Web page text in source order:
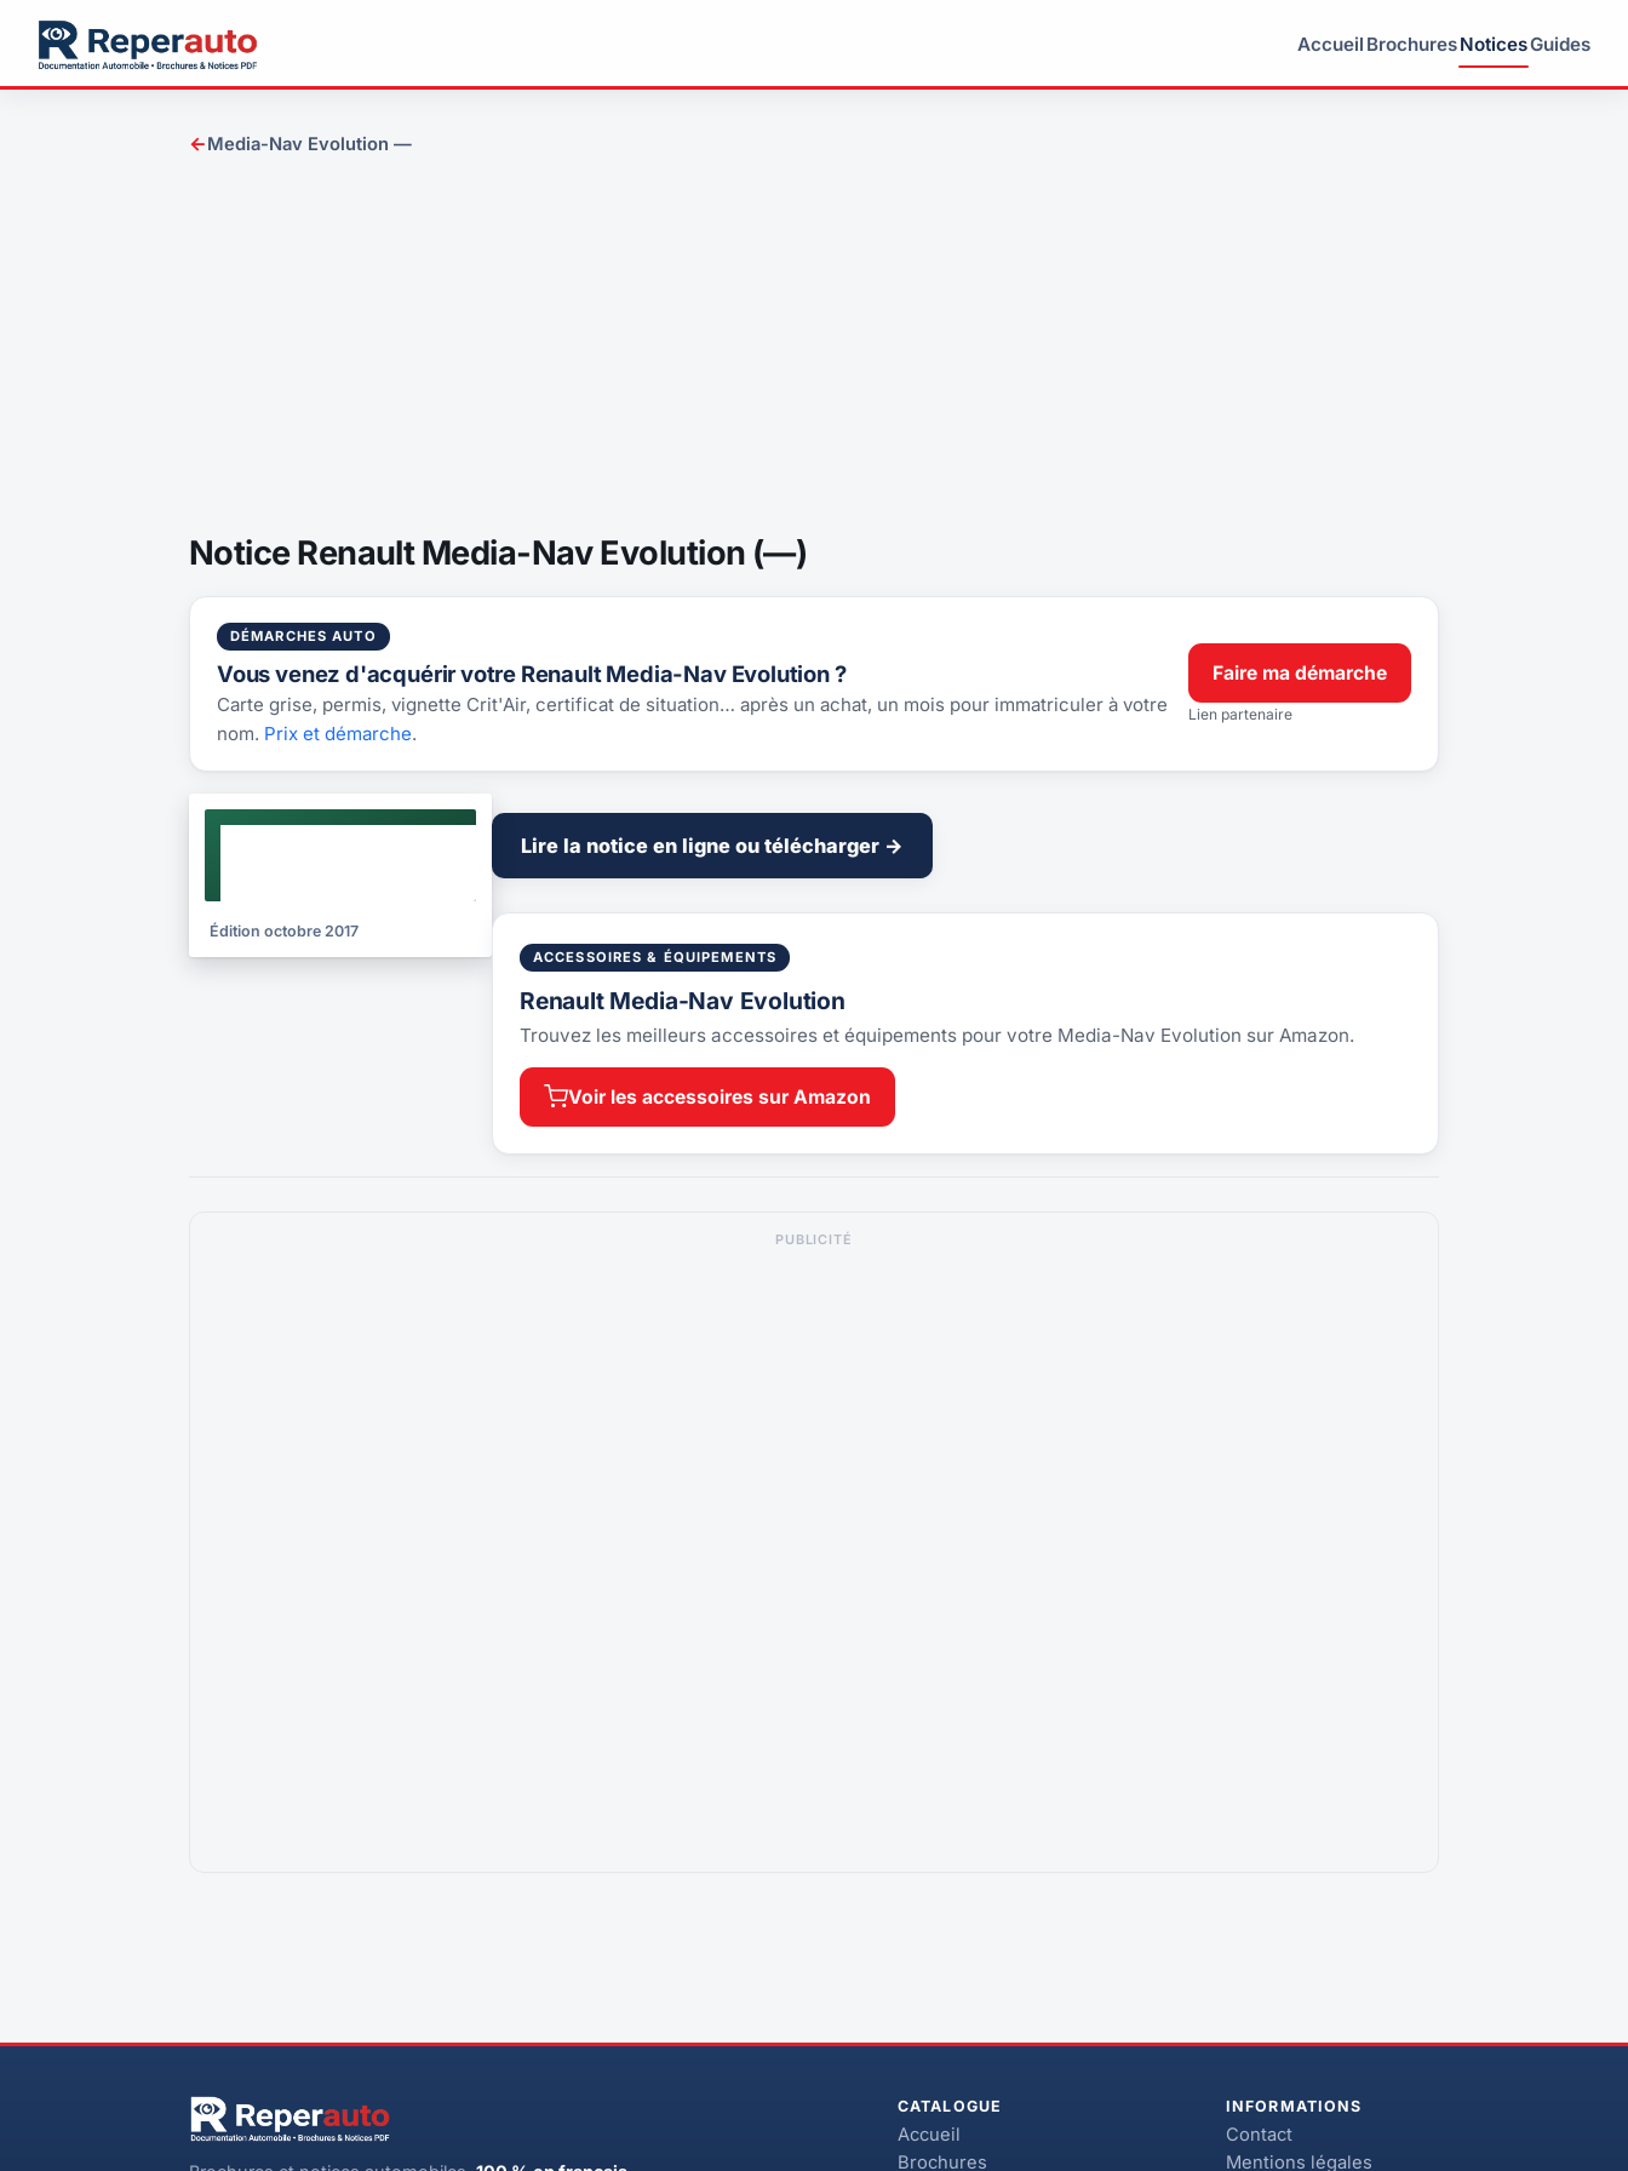
Accueil BrochuresNoticesGuides
←Media-Nav Evolution —
Notice Renault Media-Nav Evolution (—)
DÉMARCHES AUTO
Vous venez d'acquérir votre Renault Media-Nav Evolution ?
Carte grise, permis, vignette Crit'Air, certificat de situation… après un achat, un mois pour immatriculer à votre
nom. Prix et démarche.
Faire ma démarche
Lien partenaire
Édition octobre 2017
Lire la notice en ligne ou télécharger →
ACCESSOIRES & ÉQUIPEMENTS
Renault Media-Nav Evolution
Trouvez les meilleurs accessoires et équipements pour votre Media-Nav Evolution sur Amazon.
Voir les accessoires sur Amazon
PUBLICITÉ
CATALOGUE
Accueil
Brochures
INFORMATIONS
Contact
Mentions légales